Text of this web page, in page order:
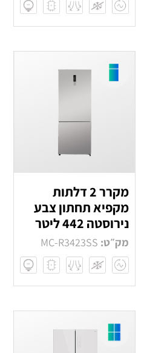
מקרר 2 דלתות
מקפיא תחתון צבע
נירוסטה 442 ליטר
מק״ט: MC-R3423SS